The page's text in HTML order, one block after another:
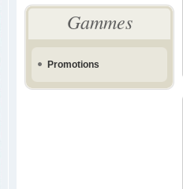
Gammes
Promotions